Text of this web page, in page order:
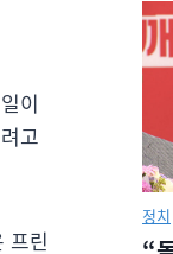
이
고
프린
정치